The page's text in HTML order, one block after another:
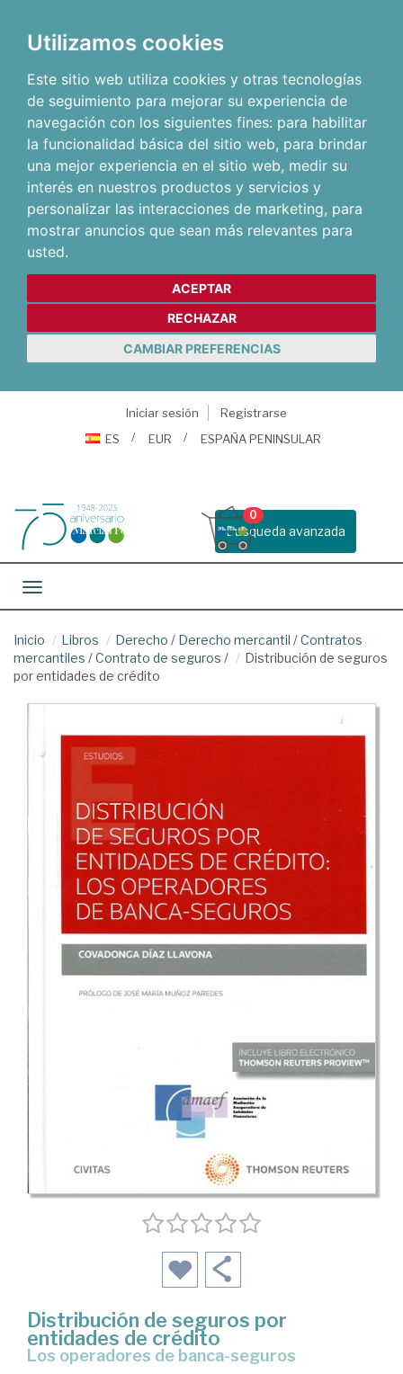
Utilizamos cookies
Este sitio web utiliza cookies y otras tecnologías
de seguimiento para mejorar su experiencia de
navegación con los siguientes fines: para habilitar
la funcionalidad básica del sitio web, para brindar
una mejor experiencia en el sitio web, medir su
interés en nuestros productos y servicios y
personalizar las interacciones de marketing, para
mostrar anuncios que sean más relevantes para
usted.
ACEPTAR
RECHAZAR
CAMBIAR PREFERENCIAS
Iniciar sesión
Registrarse
ES
EUR ESPAÑA PENINSULAR
Busqueda avanzada
0
Toggle navigation
Inicio Libros Derecho / Derecho mercantil /Contratos
mercantiles /Contrato de seguros /
Distribución de seguros
por entidades de crédito
Distribución de seguros por
entidades de crédito
los operadores de banca-seguros